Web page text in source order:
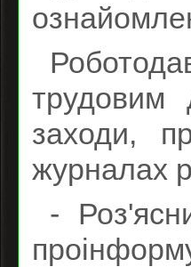
трудовим
заходи,
журналах
-